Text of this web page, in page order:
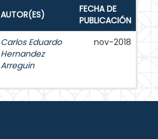
AUTOR(ES)
FECHA DE
PUBLICACIÓN
Carlos Eduardo
Hernandez
Arreguin
nov-2018